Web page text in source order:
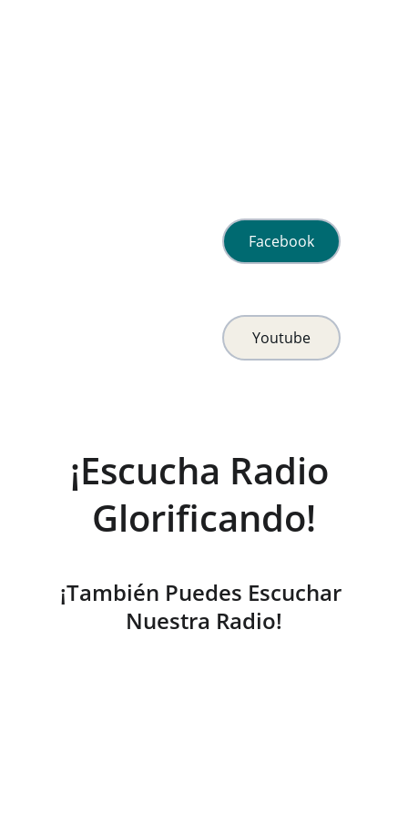
Facebook
Youtube
¡Escucha Radio
Glorificando!
¡También Puedes Escuchar
Nuestra Radio!